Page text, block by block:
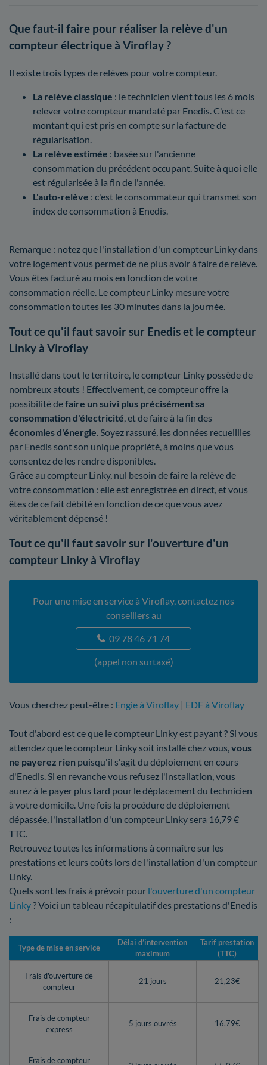
Que faut-il faire pour réaliser la relève d'un
compteur électrique à Viroflay ?
Il existe trois types de relèves pour votre compteur.
La relève classique : le technicien vient tous les 6 mois
relever votre compteur mandaté par Enedis. C'est ce
montant qui est pris en compte sur la facture de
régularisation.
La relève estimée : basée sur l'ancienne
consommation du précédent occupant. Suite à quoi elle
est régularisée à la fin de l'année.
L'auto-relève : c'est le consommateur qui transmet son
index de consommation à Enedis.
Remarque : notez que l'installation d'un compteur Linky dans
votre logement vous permet de ne plus avoir à faire de relève.
Vous êtes facturé au mois en fonction de votre
consommation réelle. Le compteur Linky mesure votre
consommation toutes les 30 minutes dans la journée.
Tout ce qu'il faut savoir sur Enedis et le compteur
Linky à Viroflay
Installé dans tout le territoire, le compteur Linky possède de
nombreux atouts ! Effectivement, ce compteur offre la
possibilité defaire un suivi plus précisément sa
consommation d'électricité , et de faire à la fin des
économies d'énergie . Soyez rassuré, les données recueillies
par Enedis sont son unique propriété, à moins que vous
consentez de les rendre disponibles.
Grâce au compteur Linky, nul besoin de faire la relève de
votre consommation : elle est enregistrée en direct, et vous
êtes de ce fait débité en fonction de ce que vous avez
véritablement dépensé !
Tout ce qu'il faut savoir sur l'ouverture d'un
compteur Linky à Viroflay
Pour une mise en service à Viroflay, contactez nos
conseillers au
09 78 46 71 74
(appel non surtaxé)
Vous cherchez peut-être : Engie à Viroflay | EDF à Viroflay
Tout d'abord est ce que le compteur Linky est payant ? Si vous
attendez que le compteur Linky soit installé chez vous,vous
ne payerez rien puisqu'il s'agit du déploiement en cours
d'Enedis. Si en revanche vous refusez l'installation, vous
aurez à le payer plus tard pour le déplacement du technicien
à votre domicile. Une fois la procédure de déploiement
dépassée, l'installation d'un compteur Linky sera 16,79 €
TTC.
Retrouvez toutes les informations à connaître sur les
prestations et leurs coûts lors de l'installation d'un compteur
Linky.
Quels sont les frais à prévoir pour l'ouverture d'un compteur
Linky? Voici un tableau récapitulatif des prestations d'Enedis
:
Type de mise en service
Délai d’intervention
maximum
Tarif prestation
(TTC)
Frais d'ouverture de
compteur
21 jours 21,23€
Frais de compteur
express
5 jours ouvrés 16,79€
Frais de compteur